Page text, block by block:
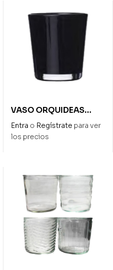
VASO ORQUIDEAS
NEGRO ALTO 13,5cm –
DIAM. 12,5cm
Entra o Regístrate para ver
los precios